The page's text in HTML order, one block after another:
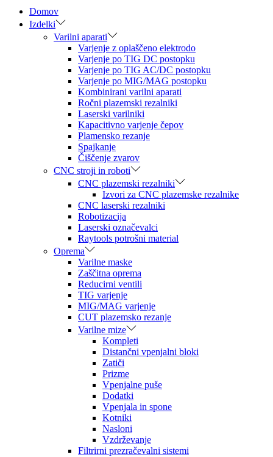
Domov
Izdelki
Varilni aparati
Varjenje z oplaščeno elektrodo
Varjenje po TIG DC postopku
Varjenje po TIG AC/DC postopku
Varjenje po MIG/MAG postopku
Kombinirani varilni aparati
Ročni plazemski rezalniki
Laserski varilniki
Kapacitivno varjenje čepov
Plamensko rezanje
Spajkanje
Čiščenje zvarov
CNC stroji in roboti
CNC plazemski rezalniki
Izvori za CNC plazemske rezalnike
CNC laserski rezalniki
Robotizacija
Laserski označevalci
Raytools potrošni material
Oprema
Varilne maske
Zaščitna oprema
Reducirni ventili
TIG varjenje
MIG/MAG varjenje
CUT plazemsko rezanje
Varilne mize
Kompleti
Distančni vpenjalni bloki
Zatiči
Prizme
Vpenjalne puše
Dodatki
Vpenjala in spone
Kotniki
Nasloni
Vzdrževanje
Filtrirni prezračevalni sistemi